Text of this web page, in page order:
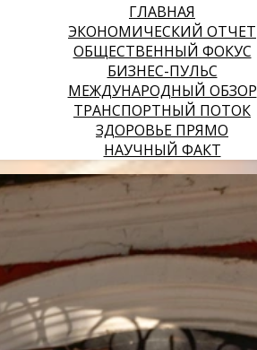
ГЛАВНАЯ
ЭКОНОМИЧЕСКИЙ ОТЧЕТ
ОБЩЕСТВЕННЫЙ ФОКУС
БИЗНЕС-ПУЛЬС
МЕЖДУНАРОДНЫЙ ОБЗОР
ТРАНСПОРТНЫЙ ПОТОК
ЗДОРОВЬЕ ПРЯМО
НАУЧНЫЙ ФАКТ